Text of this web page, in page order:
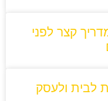
קצר לפני
לבית ולעסק